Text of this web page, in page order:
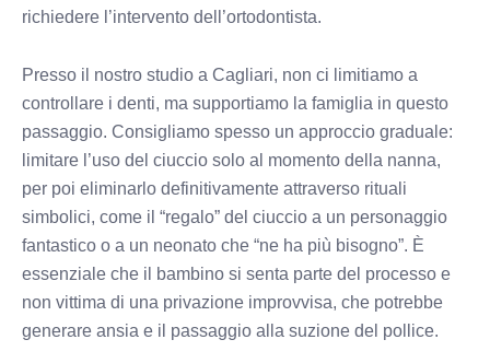
richiedere l’intervento dell’ortodontista.
Presso il nostro studio a Cagliari, non ci limitiamo a
controllare i denti, ma supportiamo la famiglia in questo
passaggio. Consigliamo spesso un approccio graduale:
limitare l’uso del ciuccio solo al momento della nanna,
per poi eliminarlo definitivamente attraverso rituali
simbolici, come il “regalo” del ciuccio a un personaggio
fantastico o a un neonato che “ne ha più bisogno”. È
essenziale che il bambino si senta parte del processo e
non vittima di una privazione improvvisa, che potrebbe
generare ansia e il passaggio alla suzione del pollice.